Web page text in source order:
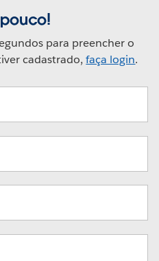
para preencher o
cadastrado,faça login.